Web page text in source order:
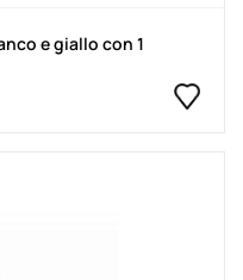
e giallo con 1